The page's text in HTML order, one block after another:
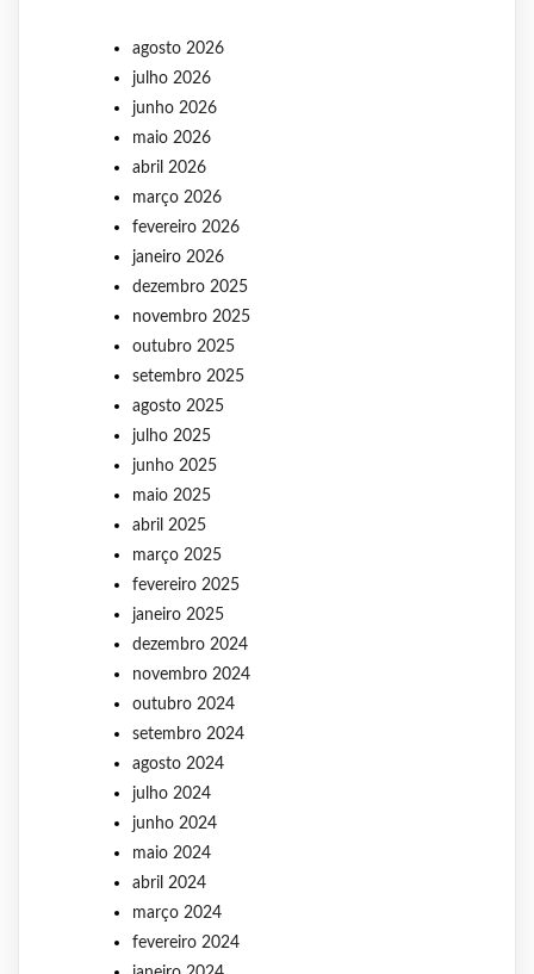
agosto 2026
julho 2026
junho 2026
maio 2026
abril 2026
março 2026
fevereiro 2026
janeiro 2026
dezembro 2025
novembro 2025
outubro 2025
setembro 2025
agosto 2025
julho 2025
junho 2025
maio 2025
abril 2025
março 2025
fevereiro 2025
janeiro 2025
dezembro 2024
novembro 2024
outubro 2024
setembro 2024
agosto 2024
julho 2024
junho 2024
maio 2024
abril 2024
março 2024
fevereiro 2024